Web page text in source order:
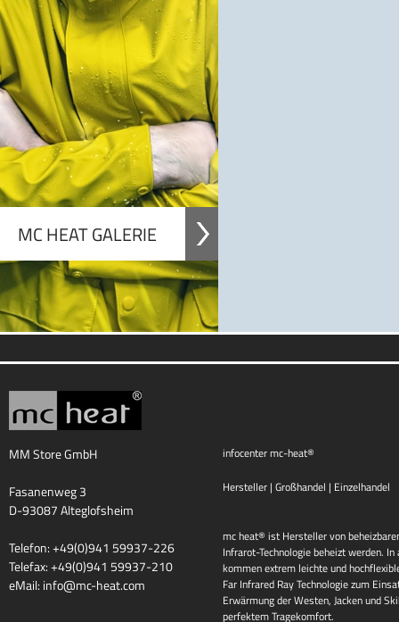
MC HEAT GALERIE
MM Store GmbH
Fasanenweg 3
D-93087 Alteglofsheim
Telefon: +49(0)941 59937-226
Telefax: +49(0)941 59937-210
eMail: info@mc-heat.com
infocenter mc-heat®
Hersteller | Großhandel | Einzelhandel
mc heat® ist Hersteller von
Infrarot-Technologie beheizt werden.
kommen extrem leichte und
Far Infrared Ray Technologie zum
Erwärmung der Westen, Jacken und
perfektem Tragekomfort.